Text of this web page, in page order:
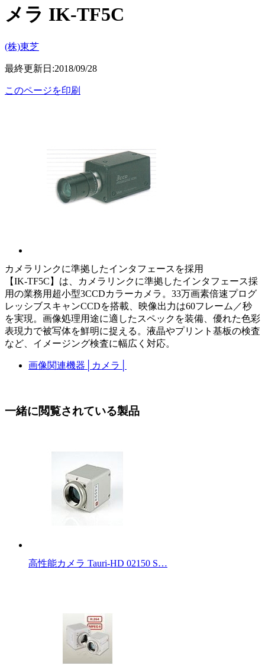
メラ IK-TF5C
(株)東芝
最終更新日:2018/09/28
このページを印刷
カメラリンクに準拠したインタフェースを採用
【IK-TF5C】は、カメラリンクに準拠したインタフェース採
用の業務用超小型3CCDカラーカメラ。33万画素倍速プログ
レッシブスキャンCCDを搭載、映像出力は60フレーム／秒
を実現。画像処理用途に適したスペックを装備、優れた色彩
表現力で被写体を鮮明に捉える。液晶やプリント基板の検査
など、イメージング検査に幅広く対応。
画像関連機器 カメラ
一緒に閲覧されている製品
高性能カメラ Tauri-HD 02150 S…